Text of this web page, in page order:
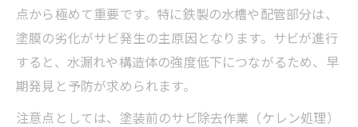
点から極めて重要です。特に鉄製の水槽や配管部分は、
塗膜の劣化がサビ発生の主原因となります。サビが進行
すると、水漏れや構造体の強度低下につながるため、早
期発見と予防が求められます。
注意点としては、塗装前のサビ除去作業（ケレン処理）